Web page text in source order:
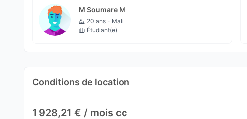
M Soumare M
20 ans - Mali
Étudiant(e)
Conditions de location
1 928,21 € / mois cc